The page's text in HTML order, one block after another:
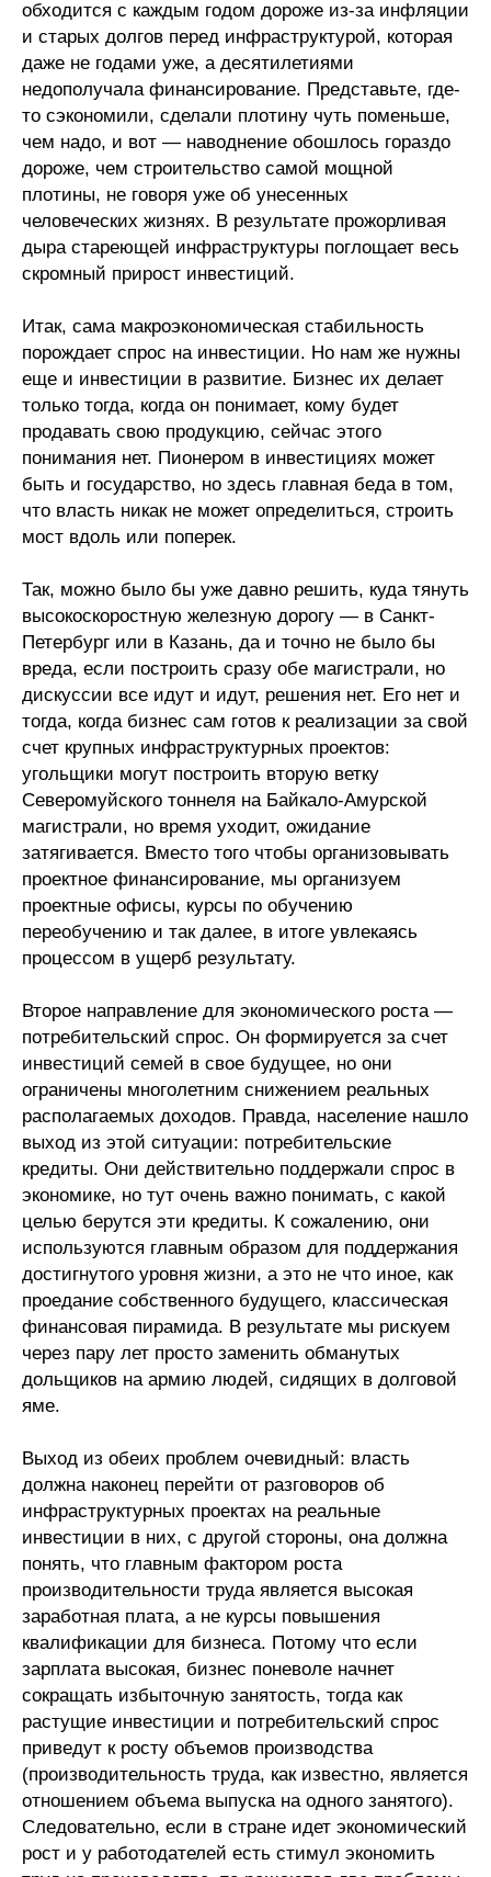
Кафедра МФТИ
Кафедра МАДИ
Аспирантура
Об аспирантуре
Поступление
Нормативные документы
Диссертационный совет
О совете
Материалы
Контакты
обходится с каждым годом дороже из-за инфляции
и старых долгов перед инфраструктурой, которая
даже не годами уже, а десятилетиями
недополучала финансирование. Представьте, где-
то сэкономили, сделали плотину чуть поменьше,
чем надо, и вот — наводнение обошлось гораздо
дороже, чем строительство самой мощной
плотины, не говоря уже об унесенных
человеческих жизнях. В результате прожорливая
дыра стареющей инфраструктуры поглощает весь
скромный прирост инвестиций.
Итак, сама макроэкономическая стабильность
порождает спрос на инвестиции. Но нам же нужны
еще и инвестиции в развитие. Бизнес их делает
только тогда, когда он понимает, кому будет
продавать свою продукцию, сейчас этого
понимания нет. Пионером в инвестициях может
быть и государство, но здесь главная беда в том,
что власть никак не может определиться, строить
мост вдоль или поперек.
Так, можно было бы уже давно решить, куда тянуть
высокоскоростную железную дорогу — в Санкт-
Петербург или в Казань, да и точно не было бы
вреда, если построить сразу обе магистрали, но
дискуссии все идут и идут, решения нет. Его нет и
тогда, когда бизнес сам готов к реализации за свой
счет крупных инфраструктурных проектов:
угольщики могут построить вторую ветку
Северомуйского тоннеля на Байкало-Амурской
магистрали, но время уходит, ожидание
затягивается. Вместо того чтобы организовывать
проектное финансирование, мы организуем
проектные офисы, курсы по обучению
переобучению и так далее, в итоге увлекаясь
процессом в ущерб результату.
Второе направление для экономического роста —
потребительский спрос. Он формируется за счет
инвестиций семей в свое будущее, но они
ограничены многолетним снижением реальных
располагаемых доходов. Правда, население нашло
выход из этой ситуации: потребительские
кредиты. Они действительно поддержали спрос в
экономике, но тут очень важно понимать, с какой
целью берутся эти кредиты. К сожалению, они
используются главным образом для поддержания
достигнутого уровня жизни, а это не что иное, как
проедание собственного будущего, классическая
финансовая пирамида. В результате мы рискуем
через пару лет просто заменить обманутых
дольщиков на армию людей, сидящих в долговой
яме.
Выход из обеих проблем очевидный: власть
должна наконец перейти от разговоров об
инфраструктурных проектах на реальные
инвестиции в них, с другой стороны, она должна
понять, что главным фактором роста
производительности труда является высокая
заработная плата, а не курсы повышения
квалификации для бизнеса. Потому что если
зарплата высокая, бизнес поневоле начнет
сокращать избыточную занятость, тогда как
растущие инвестиции и потребительский спрос
приведут к росту объемов производства
(производительность труда, как известно, является
отношением объема выпуска на одного занятого).
Следовательно, если в стране идет экономический
рост и у работодателей есть стимул экономить